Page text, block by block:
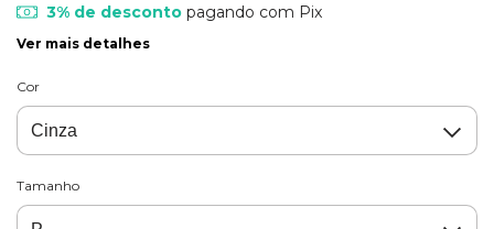
3% de descontopagando com Pix
Ver mais detalhes
Cor
Tamanho